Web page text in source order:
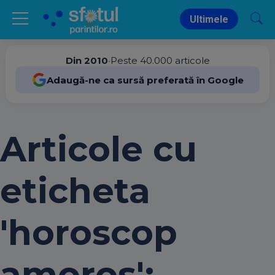
Ultimele
Din 2010•Peste 40.000 articole
Adaugă-ne ca sursă preferată în Google
Articole cu
eticheta
'horoscop